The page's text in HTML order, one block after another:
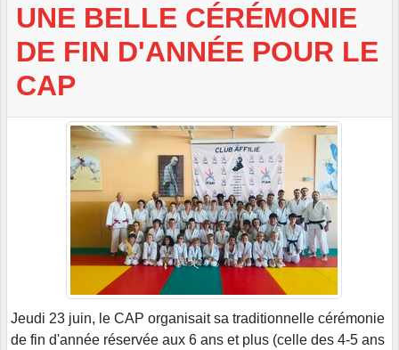
UNE BELLE CÉRÉMONIE
DE FIN D'ANNÉE POUR LE
CAP
Jeudi 23 juin, le CAP organisait sa traditionnelle cérémonie
de fin d'année réservée aux 6 ans et plus (celle des 4-5 ans